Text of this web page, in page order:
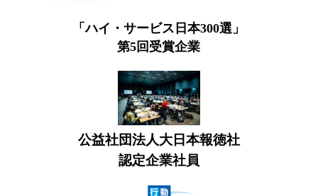
「ハイ・サービス日本300選」
第5回受賞企業
公益社団法人大日本報徳社
認定企業社員